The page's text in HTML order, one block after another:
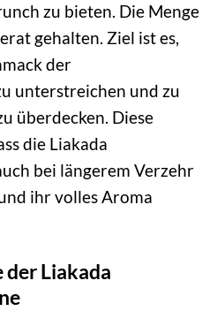
zu bieten. Die Menge
gehalten. Ziel ist es,
der
unterstreichen und zu
überdecken. Diese
die Liakada
bei längerem Verzehr
ihr volles Aroma
Liakada